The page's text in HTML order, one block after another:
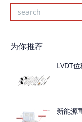
为你推荐
LVDT
新能源